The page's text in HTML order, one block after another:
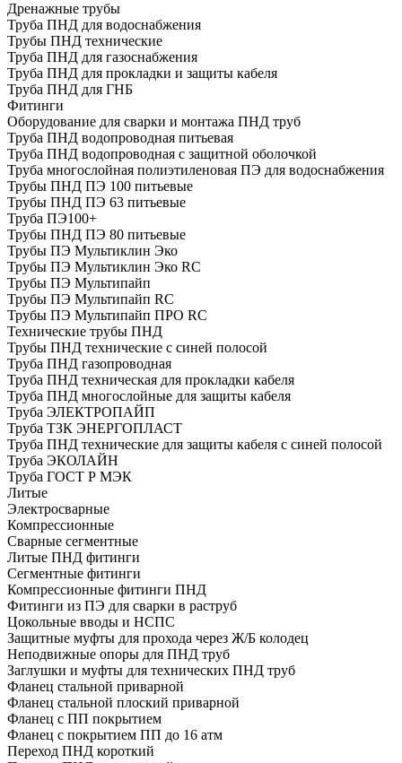
Дренажные трубы
Труба ПНД для водоснабжения
Трубы ПНД технические
Труба ПНД для газоснабжения
Труба ПНД для прокладки и защиты кабеля
Труба ПНД для ГНБ
Фитинги
Оборудование для сварки и монтажа ПНД труб
Труба ПНД водопроводная питьевая
Труба ПНД водопроводная с защитной оболочкой
Труба многослойная полиэтиленовая ПЭ для водоснабжения
Трубы ПНД ПЭ 100 питьевые
Трубы ПНД ПЭ 63 питьевые
Труба ПЭ100+
Трубы ПНД ПЭ 80 питьевые
Трубы ПЭ Мультиклин Эко
Трубы ПЭ Мультиклин Эко RC
Трубы ПЭ Мультипайп
Трубы ПЭ Мультипайп RC
Трубы ПЭ Мультипайп ПРО RC
Технические трубы ПНД
Трубы ПНД технические с синей полосой
Труба ПНД газопроводная
Труба ПНД техническая для прокладки кабеля
Труба ПНД многослойные для защиты кабеля
Труба ЭЛЕКТРОПАЙП
Труба ТЗК ЭНЕРГОПЛАСТ
Труба ПНД технические для защиты кабеля с синей полосой
Труба ЭКОЛАЙН
Труба ГОСТ Р МЭК
Литые
Электросварные
Компрессионные
Сварные сегментные
Литые ПНД фитинги
Сегментные фитинги
Компрессионные фитинги ПНД
Фитинги из ПЭ для сварки в раструб
Цокольные вводы и НСПС
Защитные муфты для прохода через Ж/Б колодец
Неподвижные опоры для ПНД труб
Заглушки и муфты для технических ПНД труб
Фланец стальной приварной
Фланец стальной плоский приварной
Фланец с ПП покрытием
Фланец с покрытием ПП до 16 атм
Переход ПНД короткий